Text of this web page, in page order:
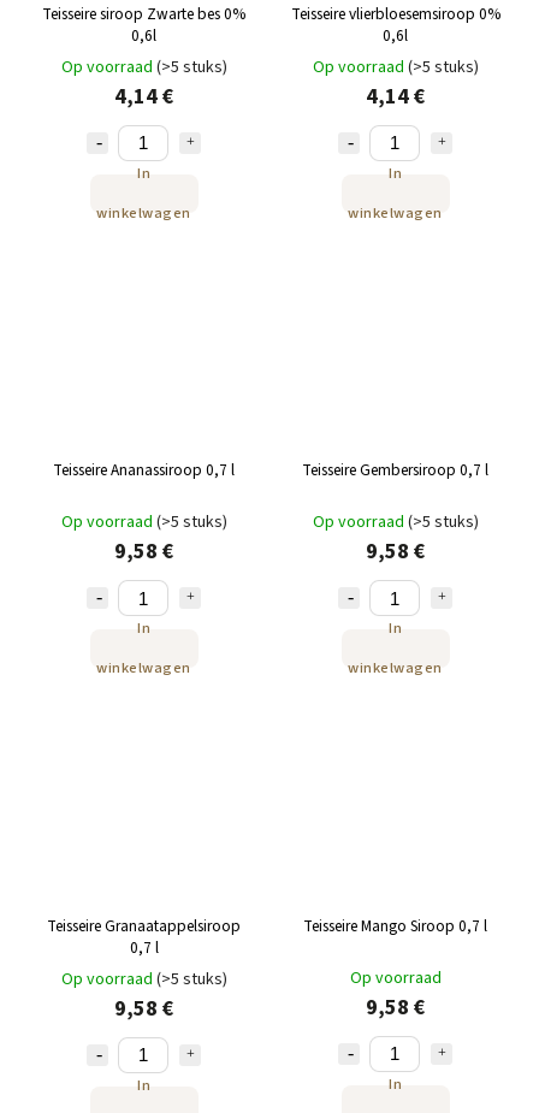
Teisseire siroop Zwarte bes 0%
0,6l
Op voorraad (>5 stuks)
4,14 €
In
winkelwagen
Teisseire vlierbloesemsiroop 0%
0,6l
Op voorraad (>5 stuks)
4,14 €
In
winkelwagen
Teisseire Ananassiroop 0,7 l
Op voorraad (>5 stuks)
9,58 €
In
winkelwagen
Teisseire Gembersiroop 0,7 l
Op voorraad (>5 stuks)
9,58 €
In
winkelwagen
Teisseire Granaatappelsiroop
0,7 l
Op voorraad (>5 stuks)
9,58 €
In
Teisseire Mango Siroop 0,7 l
Op voorraad
9,58 €
In